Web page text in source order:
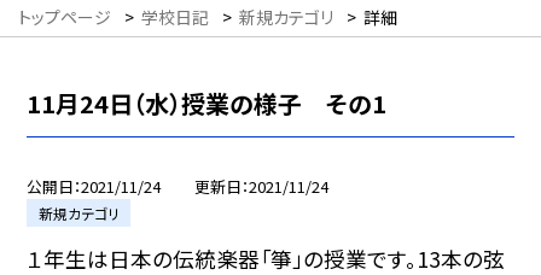
トップページ > 学校日記 > 新規カテゴリ > 詳細
11月24日（水）授業の様子 その1
公開日 2021/11/24 更新日 2021/11/24
新規カテゴリ
１年生は日本の伝統楽器「箏」の授業です。13本の弦